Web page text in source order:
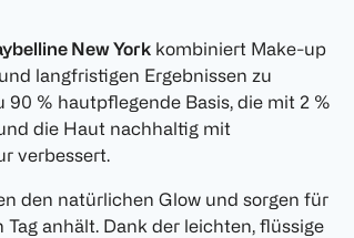
New York kombiniert Make-up
langfristigen Ergebnissen zu
% hautpflegende Basis, die mit 2 %
die Haut nachhaltig mit
verbessert.
den natürlichen Glow und sorgen für
anhält. Dank der leichten, flüssige